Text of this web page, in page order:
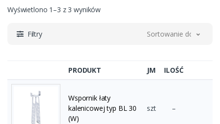
Wyświetlono 1–3 z 3 wyników
Filtry Sortowanie domyślne
PRODUKT JM ILOŚĆ
Wspornik łaty
kalenicowej typ BL 30
(W)
szt –